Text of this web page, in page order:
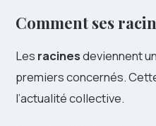
Comment ses
Les racinesdeviennent
premiers concernés.
l’actualité collective.